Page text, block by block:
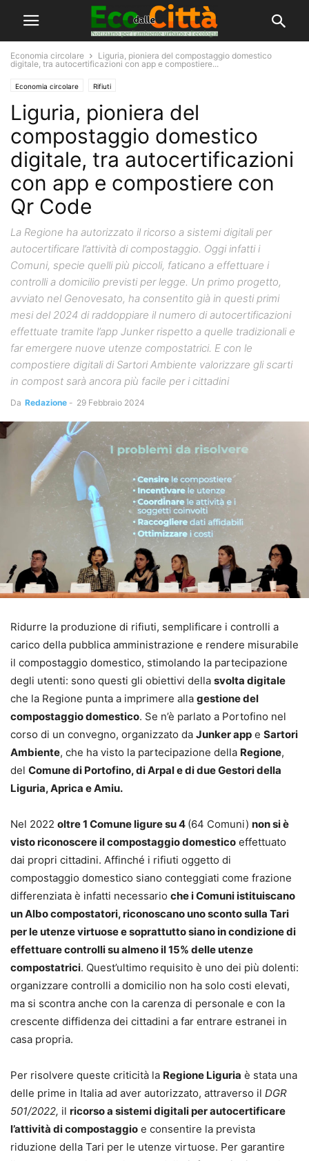
Economia circolare
Liguria, pioniera del compostaggio domestico
digitale, tra autocertificazioni con app e compostiere...
Economia circolare Rifiuti
Liguria, pioniera del
compostaggio domestico
digitale, tra autocertificazioni
con app e compostiere con
Qr Code
La Regione ha autorizzato il ricorso a sistemi digitali per
autocertificare l’attività di compostaggio. Oggi infatti i
Comuni, specie quelli più piccoli, faticano a effettuare i
controlli a domicilio previsti per legge. Un primo progetto,
avviato nel Genovesato, ha consentito già in questi primi
mesi del 2024 di raddoppiare il numero di autocertificazioni
effettuate tramite l’app Junker rispetto a quelle tradizionali e
far emergere nuove utenze compostatrici. E con le
compostiere digitali di Sartori Ambiente valorizzare gli scarti
in compost sarà ancora più facile per i cittadini
Da Redazione - 29 Febbraio 2024
Ridurre la produzione di rifiuti, semplificare i controlli a
carico della pubblica amministrazione e rendere misurabile
il compostaggio domestico, stimolando la partecipazione
degli utenti: sono questi gli obiettivi della svolta digitale
che la Regione punta a imprimere alla gestione del
compostaggio domestico. Se n’è parlato a Portofino nel
corso di un convegno, organizzato da Junker app e Sartori
Ambiente, che ha visto la partecipazione della Regione,
del Comune di Portofino, di Arpal e di due Gestori della
Liguria, Aprica e Amiu.
Nel 2022 oltre 1 Comune ligure su 4 (64 Comuni) non si è
visto riconoscere il compostaggio domestico effettuato
dai propri cittadini. Affinché i rifiuti oggetto di
compostaggio domestico siano conteggiati come frazione
differenziata è infatti necessario che i Comuni istituiscano
un Albo compostatori, riconoscano uno sconto sulla Tari
per le utenze virtuose e soprattutto siano in condizione di
effettuare controlli su almeno il 15% delle utenze
compostatrici. Quest’ultimo requisito è uno dei più dolenti:
organizzare controlli a domicilio non ha solo costi elevati,
ma si scontra anche con la carenza di personale e con la
crescente diffidenza dei cittadini a far entrare estranei in
casa propria.
Per risolvere queste criticità la Regione Liguria è stata una
delle prime in Italia ad aver autorizzato, attraverso il DGR
501/2022, il ricorso a sistemi digitali per autocertificare
l’attività di compostaggio e consentire la prevista
riduzione della Tari per le utenze virtuose. Per garantire